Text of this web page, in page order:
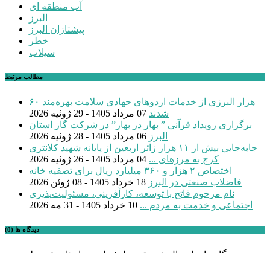
آب منطقه ای
البرز
پیشتازان البرز
خطر
سیلاب
مطالب مرتبط
۶۰ هزار البرزی از خدمات اردوهای جهادی سلامت بهره‌مند
شدند 07 مرداد 1405 - 29 ژوئیه 2026
برگزاری رویداد قرآنی ” بهار در بهار” در شرکت گاز استان
البرز 06 مرداد 1405 - 28 ژوئیه 2026
جابه‌جایی بیش از ۱۱ هزار زائر اربعین از پایانه شهید کلانتری
کرج به مرزهای ... 04 مرداد 1405 - 26 ژوئیه 2026
اختصاص ۲ هزار و ۳۶۰ میلیارد ریال برای تصفیه خانه
فاضلاب صنعتی در البرز 18 خرداد 1405 - 08 ژوئن 2026
نام مرحوم فاتح با توسعه، کارآفرینی، مسئولیت‌پذیری
اجتماعی و خدمت به مردم ... 10 خرداد 1405 - 31 مه 2026
دیدگاه ها (0)